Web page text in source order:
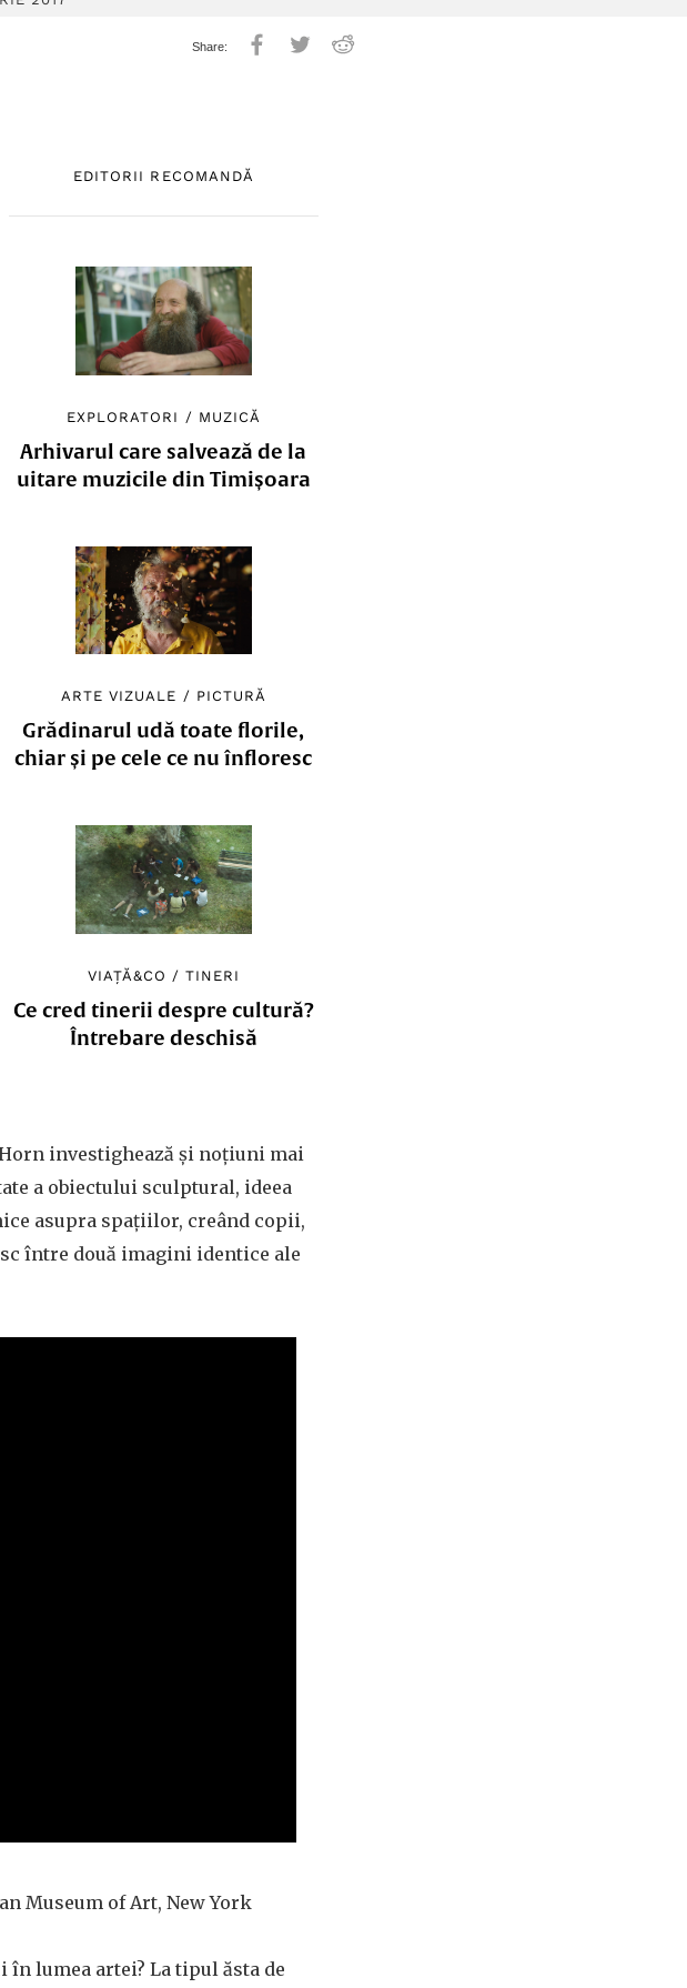
EDITORII RECOMANDĂ
EXPLORATORI / MUZICĂ
Arhivarul care salvează de la
uitare muzicile din Timișoara
ARTE VIZUALE / PICTURĂ
Grădinarul udă toate florile,
chiar și pe cele ce nu înfloresc
VIAȚĂ&CO /TINERI
Ce cred tinerii despre cultură?
Întrebare deschisă
investighează și noțiuni mai
a obiectului sculptural, ideea
asupra spațiilor, creând copii,
între două imagini identice ale
Museum of Art, New York
în lumea artei? La tipul ăsta de